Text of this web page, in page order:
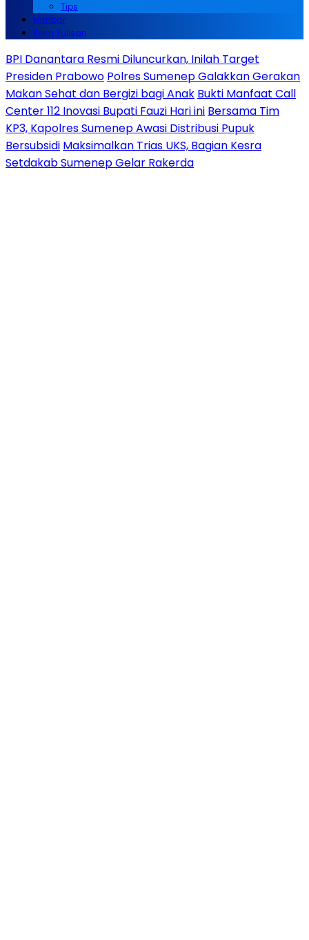
Tips
Mimbar
Kirim Tulisan
BPI Danantara Resmi Diluncurkan, Inilah Target
Presiden Prabowo Polres Sumenep Galakkan Gerakan
Makan Sehat dan Bergizi bagi Anak Bukti Manfaat Call
Center 112 Inovasi Bupati Fauzi Hari ini Bersama Tim
KP3, Kapolres Sumenep Awasi Distribusi Pupuk
Bersubsidi Maksimalkan Trias UKS, Bagian Kesra
Setdakab Sumenep Gelar Rakerda